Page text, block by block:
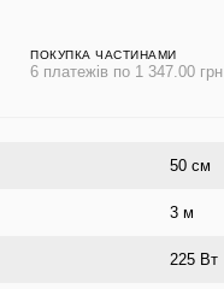
ПОКУПКА ЧАСТИНАМИ
6 платежів по 1 347.00 грн
50 см
3 м
225 Вт